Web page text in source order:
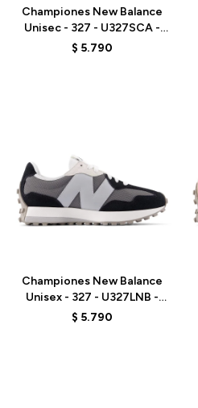
Championes New Balance
Unisec - 327 - U327SCA -
BLACK
$ 5.790
Championes New Balance
Unisex - 327 - U327LNB -
BLACK
$ 5.790